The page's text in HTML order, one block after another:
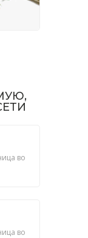
во
во